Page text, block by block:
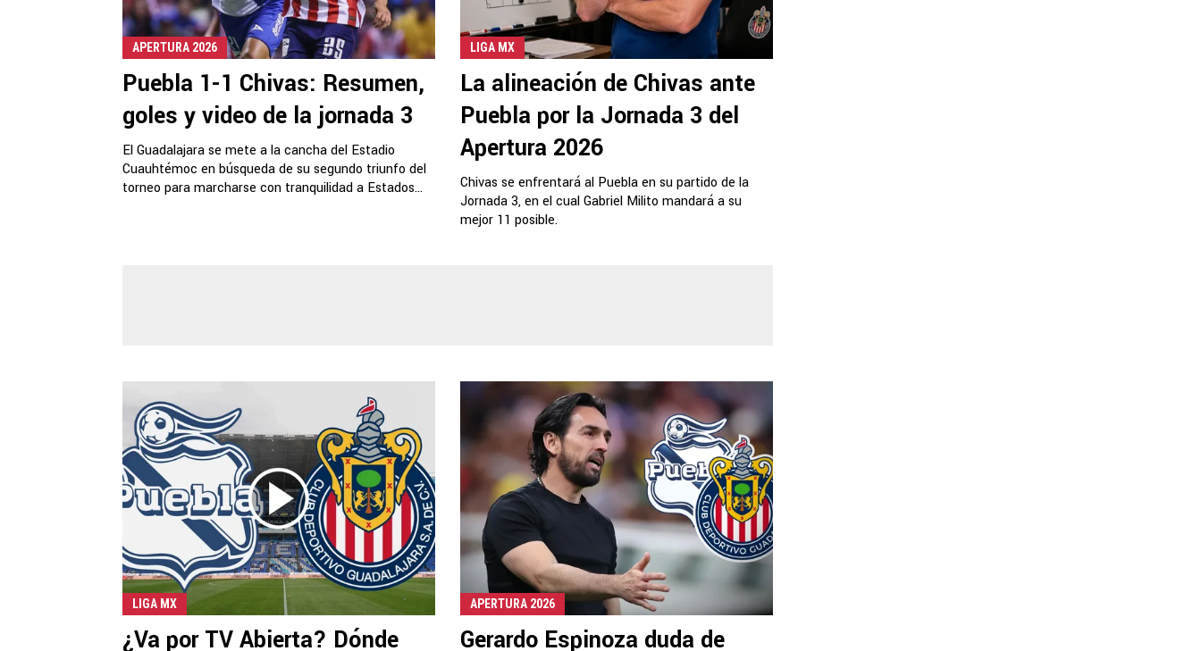
APERTURA 2026
Puebla 1-1 Chivas: Resumen,
goles y video de la jornada 3
El Guadalajara se mete a la cancha del Estadio
Cuauhtémoc en búsqueda de su segundo triunfo del
torneo para marcharse con tranquilidad a Estados...
LIGA MX
La alineación de Chivas ante
Puebla por la Jornada 3 del
Apertura 2026
Chivas se enfrentará al Puebla en su partido de la
Jornada 3, en el cual Gabriel Milito mandará a su
mejor 11 posible.
LIGA MX
¿Va por TV Abierta? Dónde
APERTURA 2026
Gerardo Espinoza duda de